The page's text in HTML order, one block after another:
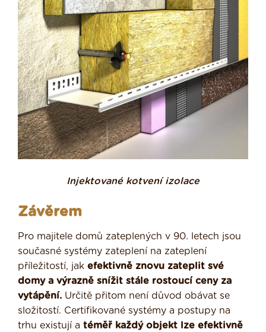
Injektované kotvení izolace
Závěrem
Pro majitele domů zateplených v 90. letech jsou
současné systémy zateplení na zateplení
příležitostí, jak efektivně znovu zateplit své
domy a výrazně snížit stále rostoucí ceny za
vytápění. Určitě přitom není důvod obávat se
složitostí. Certifikované systémy a postupy na
trhu existují a téměř každý objekt lze efektivně